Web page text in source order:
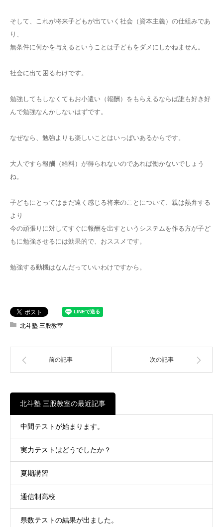
そして、これが将来子どもが出ていく社会（資本主義）の仕組みであ
り、
無条件に何かを与えるということは子どもをダメにしかねません。
社会に出て困るわけです。
勉強してもしなくてもお小遣い（報酬）をもらえるならば誰も好き好
んで勉強なんかしないはずです。
なぜなら、勉強よりも楽しいことはいっぱいあるからです。
大人ですら報酬（給料）が得られないのであれば働かないでしょう
ね。
子どもにとってはまだ遠く感じる将来のことについて、親は熱弁する
より
今の頑張りに対してすぐに報酬を出すというシステムを作る方が子ど
もに勉強させるには効果的で、おススメです。
勉強する動機はなんだっていいわけですから。
北斗塾 三股教室
前の記事 次の記事
北斗塾 三股教室の最近記事
中間テストが始まります。
実力テストはどうでしたか？
夏期講習
通信制高校
県数テストの結果が出ました。